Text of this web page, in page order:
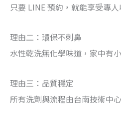
只要 LINE 預約，就能享受專人
理由二：環保不刺鼻
水性乾洗無化學味道，家中有
理由三：品質穩定
所有洗劑與流程由台南技術中